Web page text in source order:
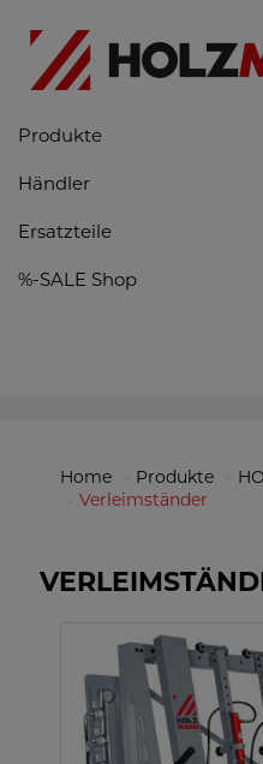
Produkte
Händler
Ersatzteile
%-SALE Shop
Home Produkte
Verleimständer